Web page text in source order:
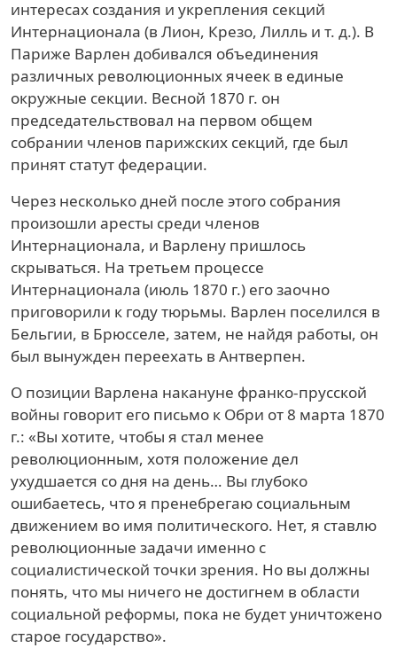
интересах создания и укрепления секций
Интернационала (в Лион, Крезо, Лилль и т. д.). В
Париже Варлен добивался объединения
различных революционных ячеек в единые
окружные секции. Весной 1870 г. он
председательствовал на первом общем
собрании членов парижских секций, где был
принят статут федерации.
Через несколько дней после этого собрания
произошли аресты среди членов
Интернационала, и Варлену пришлось
скрываться. На третьем процессе
Интернационала (июль 1870 г.) его заочно
приговорили к году тюрьмы. Варлен поселился в
Бельгии, в Брюсселе, затем, не найдя работы, он
был вынужден переехать в Антверпен.
О позиции Варлена накануне франко-прусской
войны говорит его письмо к Обри от 8 марта 1870
г.: «Вы хотите, чтобы я стал менее
революционным, хотя положение дел
ухудшается со дня на день… Вы глубоко
ошибаетесь, что я пренебрегаю социальным
движением во имя политического. Нет, я ставлю
революционные задачи именно с
социалистической точки зрения. Но вы должны
понять, что мы ничего не достигнем в области
социальной реформы, пока не будет уничтожено
старое государство».